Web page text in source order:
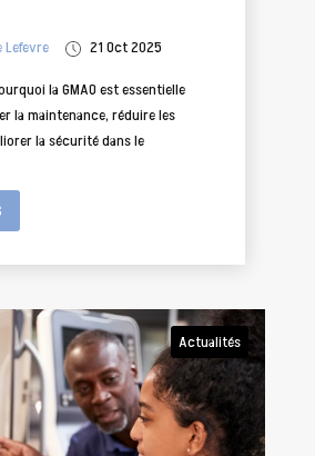
Lefevre
21 Oct 2025
la GMAO est essentielle
la maintenance, réduire les
la sécurité dans le
Actualités